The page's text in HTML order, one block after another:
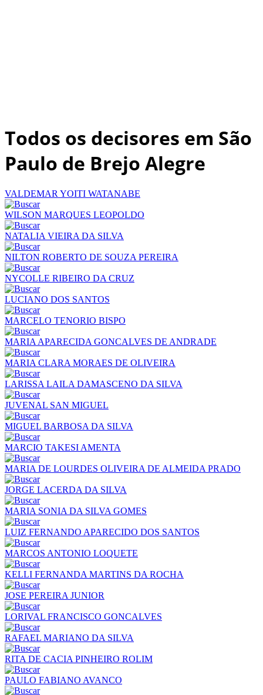
Todos os decisores em São
Paulo de Brejo Alegre
VALDEMAR YOITI WATANABE
WILSON MARQUES LEOPOLDO
NATALIA VIEIRA DA SILVA
NILTON ROBERTO DE SOUZA PEREIRA
NYCOLLE RIBEIRO DA CRUZ
LUCIANO DOS SANTOS
MARCELO TENORIO BISPO
MARIA APARECIDA GONCALVES DE ANDRADE
MARIA CLARA MORAES DE OLIVEIRA
LARISSA LAILA DAMASCENO DA SILVA
JUVENAL SAN MIGUEL
MIGUEL BARBOSA DA SILVA
MARCIO TAKESI AMENTA
MARIA DE LOURDES OLIVEIRA DE ALMEIDA PRADO
JORGE LACERDA DA SILVA
MARIA SONIA DA SILVA GOMES
LUIZ FERNANDO APARECIDO DOS SANTOS
MARCOS ANTONIO LOQUETE
KELLI FERNANDA MARTINS DA ROCHA
JOSE PEREIRA JUNIOR
LORIVAL FRANCISCO GONCALVES
RAFAEL MARIANO DA SILVA
RITA DE CACIA PINHEIRO ROLIM
PAULO FABIANO AVANCO